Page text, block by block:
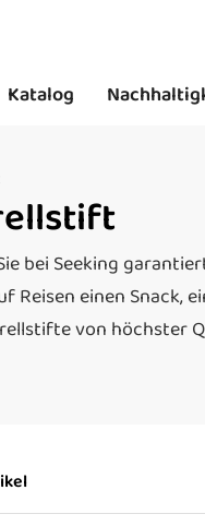
Katalog
bei Seeking
Reisen einen
von höchster